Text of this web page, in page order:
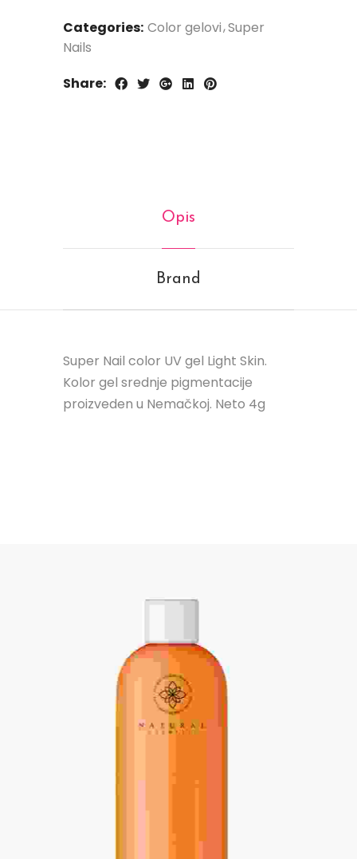
Categories: Color gelovi Super
Nails
Share:
Opis
Brand
Super Nail color UV gel Light Skin.
Kolor gel srednje pigmentacije
proizveden u Nemačkoj. Neto 4g